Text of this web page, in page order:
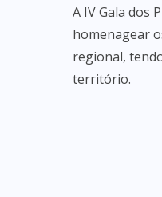
A IV Gala dos
homenagear
regional,
território.